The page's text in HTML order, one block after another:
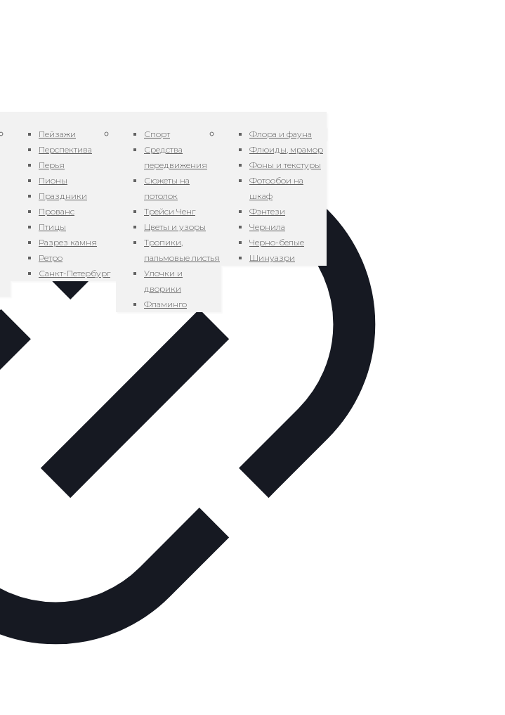
Пейзажи
Перспектива
Перья
Пионы
Праздники
Прованс
Птицы
Разрез камня
Ретро
Санкт-Петербург
Спорт
Средства
передвижения
Сюжеты на
потолок
Трейси Ченг
Цветы и узоры
Тропики,
пальмовые листья
Улочки и
дворики
Фламинго
Флора и фауна
Флюиды, мрамор
Фоны и текстуры
Фотообои на
шкаф
Фэнтези
Чернила
Черно-белые
Шинуазри